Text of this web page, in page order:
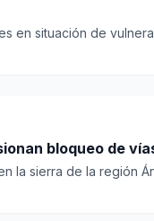
en situación de
bloqueo de
la sierra de la región